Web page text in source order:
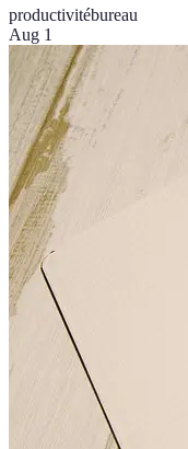
productivitébureau
Aug 1